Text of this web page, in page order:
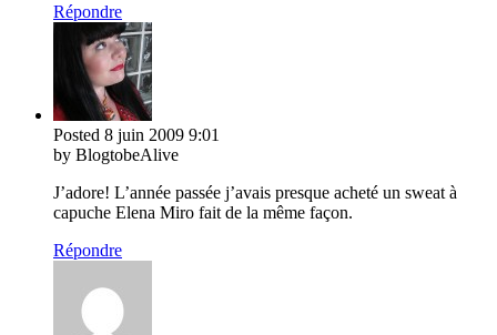
Répondre
Posted 8 juin 2009 9:01
by BlogtobeAlive
J’adore! L’année passée j’avais presque acheté un sweat à
capuche Elena Miro fait de la même façon.
Répondre